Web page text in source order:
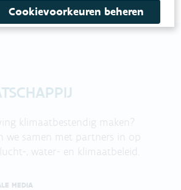
klimaatbestendig maken?
we samen met partners in op
, water- en klimaatbeleid.
MEDIA
Cookievoorkeuren beheren